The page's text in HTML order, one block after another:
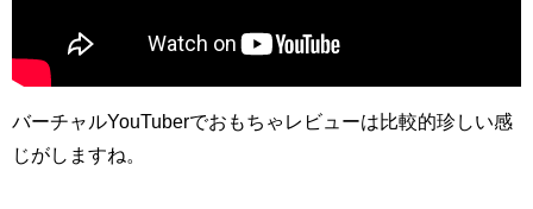
バーチャルYouTuberでおもちゃレビューは比較的珍しい感
じがしますね。